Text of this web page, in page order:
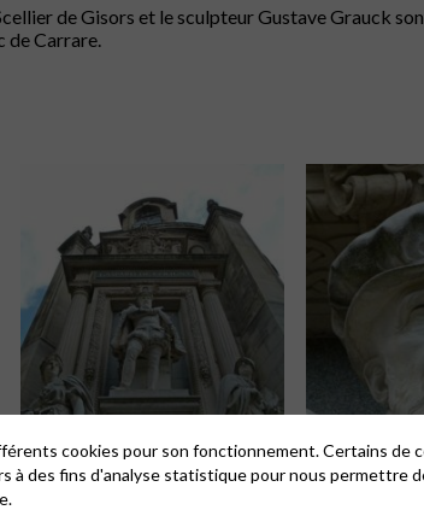
de Gisors et le sculpteur Gustave Grauck
de Carrare.
cookies pour son fonctionnement. Certains de
à des fins d'analyse statistique pour nous permettre